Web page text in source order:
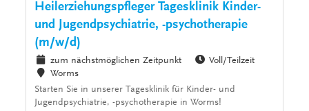
Heilerziehungspfleger Tagesklinik Kinder-
und Jugendpsychiatrie, -psychotherapie
(m/w/d)
zum nächstmöglichen Zeitpunkt
Voll/Teilzeit
Worms
Starten Sie in unserer Tagesklinik für Kinder- und
Jugendpsychiatrie, -psychotherapie in Worms!